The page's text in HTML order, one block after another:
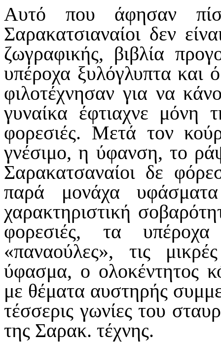
Αυτό που άφησαν
Σαρακατσιαναίοι δεν
ζωγραφικής, βιβλία
υπέροχα ξυλόγλυπτα και
φιλοτέχνησαν για να
γυναίκα έφτιαχνε μόνη
φορεσιές. Μετά τον
γνέσιμο, η ύφανση, το
Σαρακατσαναίοι δε
παρά μονάχα
χαρακτηριστική
φορεσιές, τα
«παναούλες», τις
ύφασμα, ο ολοκέντητος
με θέματα αυστηρής
τέσσερις γωνίες του
της Σαρακ. τέχνης.